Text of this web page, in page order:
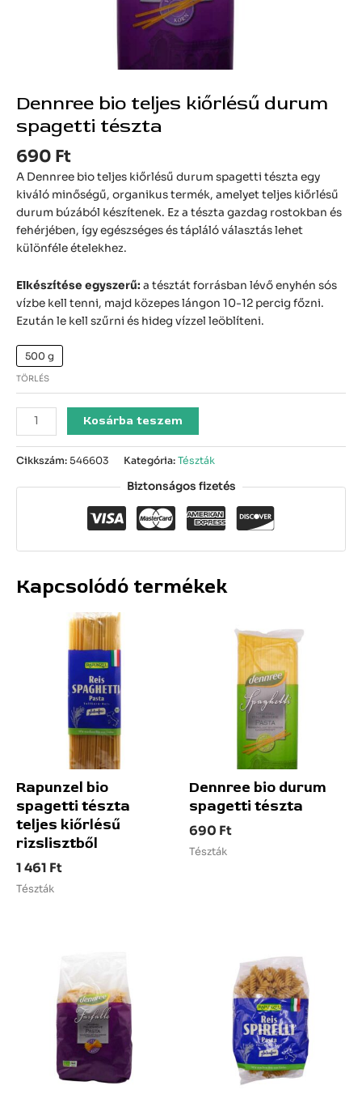
Dennree bio teljes kiőrlésű durum
spagetti tészta
690 Ft
A Dennree bio teljes kiőrlésű durum spagetti tészta egy
kiváló minőségű, organikus termék, amelyet teljes kiőrlésű
durum búzából készítenek. Ez a tészta gazdag rostokban és
fehérjében, így egészséges és tápláló választás lehet
különféle ételekhez.
Elkészítése egyszerű: a tésztát forrásban lévő enyhén sós
vízbe kell tenni, majd közepes lángon 10-12 percig főzni.
Ezután le kell szűrni és hideg vízzel leöblíteni.
500 g
TÖRLÉS
Kosárba teszem
Cikkszám:546603 Kategória:Tészták
Biztonságos fizetés
Kapcsolódó termékek
Rapunzel bio
spagetti tészta
teljes kiőrlésű
rizslisztből
1 461 Ft
Tészták
Dennree bio durum
spagetti tészta
690 Ft
Tészták